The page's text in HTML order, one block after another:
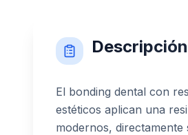
El bonding dental con
estéticos aplican una
modernos,